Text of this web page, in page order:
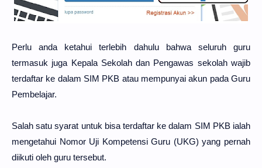
Perlu anda ketahui terlebih dahulu bahwa seluruh guru
termasuk juga Kepala Sekolah dan Pengawas sekolah wajib
terdaftar ke dalam SIM PKB atau mempunyai akun pada Guru
Pembelajar.
Salah satu syarat untuk bisa terdaftar ke dalam SIM PKB ialah
mengetahui Nomor Uji Kompetensi Guru (UKG) yang pernah
diikuti oleh guru tersebut.